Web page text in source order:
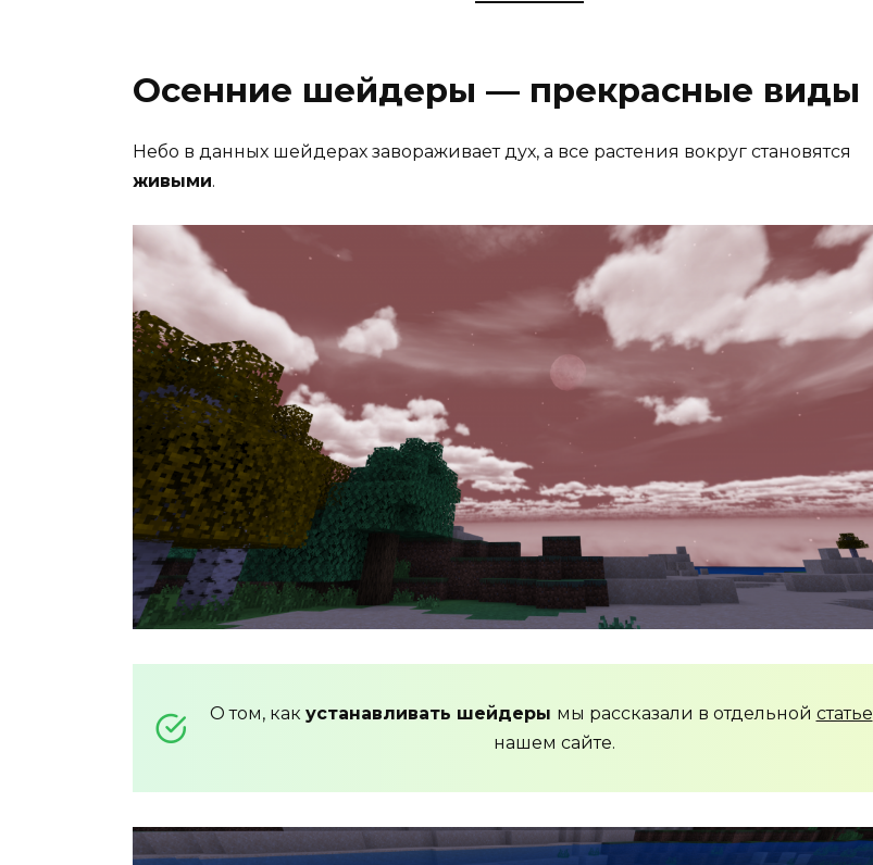
Осенние шейдеры — прекрасные виды
Небо в данных шейдерах завораживает дух, а все растения вокруг становятся
живыми.
О том, как устанавливать шейдеры мы рассказали в отдельной статье
нашем сайте.